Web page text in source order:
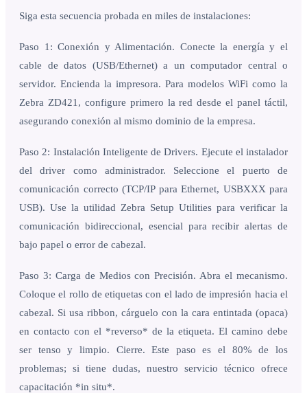
Siga esta secuencia probada en miles de instalaciones:
Paso 1: Conexión y Alimentación. Conecte la energía y el
cable de datos (USB/Ethernet) a un computador central o
servidor. Encienda la impresora. Para modelos WiFi como la
Zebra ZD421, configure primero la red desde el panel táctil,
asegurando conexión al mismo dominio de la empresa.
Paso 2: Instalación Inteligente de Drivers. Ejecute el instalador
del driver como administrador. Seleccione el puerto de
comunicación correcto (TCP/IP para Ethernet, USBXXX para
USB). Use la utilidad Zebra Setup Utilities para verificar la
comunicación bidireccional, esencial para recibir alertas de
bajo papel o error de cabezal.
Paso 3: Carga de Medios con Precisión. Abra el mecanismo.
Coloque el rollo de etiquetas con el lado de impresión hacia el
cabezal. Si usa ribbon, cárguelo con la cara entintada (opaca)
en contacto con el *reverso* de la etiqueta. El camino debe
ser tenso y limpio. Cierre. Este paso es el 80% de los
problemas; si tiene dudas, nuestro servicio técnico ofrece
capacitación *in situ*.